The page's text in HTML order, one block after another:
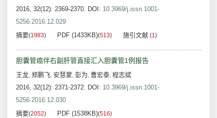
2016, 32(12): 2369-2370. DOI: 10.3969/j.issn.1001-
5256.2016.12.029
摘要(1983) PDF (1433KB)(513) 施引文献 (1)
胆囊管癌伴右副肝管直接汇入胆囊管1例报告
王龙, 郑鹏飞, 安慧蒙, 彭为, 曹宏泰, 程志斌
2016, 32(12): 2371-2372. DOI: 10.3969/j.issn.1001-
5256.2016.12.030
摘要(2052) PDF (1538KB)(516)